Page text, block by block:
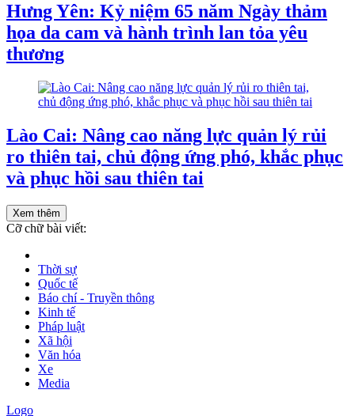
Hưng Yên: Kỷ niệm 65 năm Ngày thảm
họa da cam và hành trình lan tỏa yêu
thương
Lào Cai: Nâng cao năng lực quản lý rủi
ro thiên tai, chủ động ứng phó, khắc phục
và phục hồi sau thiên tai
Xem thêm
Cỡ chữ bài viết:
Thời sự
Quốc tế
Báo chí - Truyền thông
Kinh tế
Pháp luật
Xã hội
Văn hóa
Xe
Media
Logo